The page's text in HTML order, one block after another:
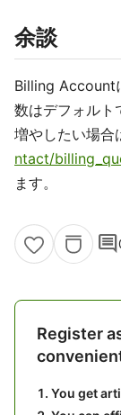
余談
Billing Account
数はデフォルト
増やしたい場合
ntact/
ます。
comment
Register
You get